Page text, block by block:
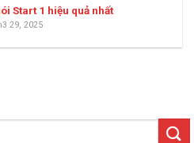
Start 1 hiệu quả nhất
29, 2025